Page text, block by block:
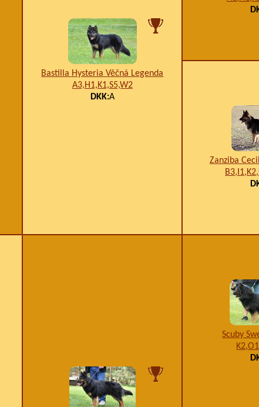
Bastilla Hysteria Věčná Legenda
A3,H1,K1,S5,W2
DKK:A
Zanziba
Scuby